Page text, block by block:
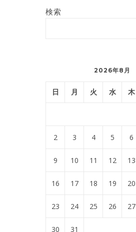
検索
2026年8月
日 月 火 水 木
2 3 4 5 6
9 10 11 12 13
16 17 18 19 20
23 24 25 26 27
30 31